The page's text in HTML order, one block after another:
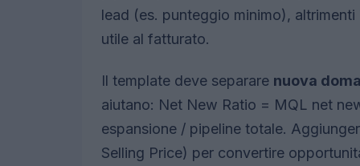
lead (es. punteggio minimo),
utile al fatturato.
Il template deve separare nuova
aiutano: Net New Ratio = MQL net
espansione / pipeline totale.
Selling Price) per convertire